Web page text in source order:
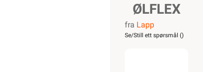
ØLFLEX
CLASSIC
fra Lapp
Se/Still ett spørsmål ()